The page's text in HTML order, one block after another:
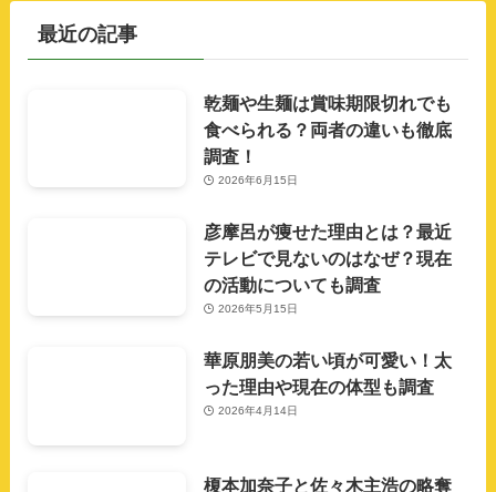
最近の記事
乾麺や生麺は賞味期限切れでも
食べられる？両者の違いも徹底
調査！
2026年6月15日
彦摩呂が痩せた理由とは？最近
テレビで見ないのはなぜ？現在
の活動についても調査
2026年5月15日
華原朋美の若い頃が可愛い！太
った理由や現在の体型も調査
2026年4月14日
榎本加奈子と佐々木主浩の略奪